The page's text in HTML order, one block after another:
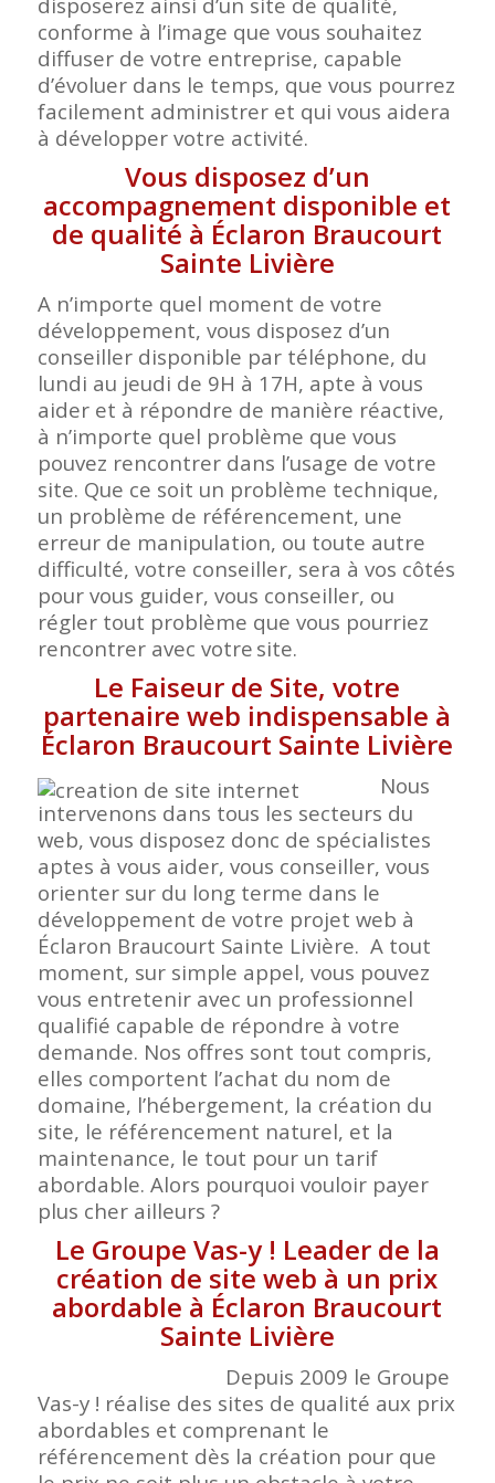
conforme à l’image que vous souhaitez
diffuser de votre entreprise, capable
d’évoluer dans le temps, que vous pourrez
facilement administrer et qui vous aidera
à développer votre activité.
Vous disposez d’un
accompagnement disponible et
de qualité à Éclaron Braucourt
Sainte Livière
A n’importe quel moment de votre
développement, vous disposez d’un
conseiller disponible par téléphone, du
lundi au jeudi de 9H à 17H, apte à vous
aider et à répondre de manière réactive,
à n’importe quel problème que vous
pouvez rencontrer dans l’usage de votre
site. Que ce soit un problème technique,
un problème de référencement, une
erreur de manipulation, ou toute autre
difficulté, votre conseiller, sera à vos côtés
pour vous guider, vous conseiller, ou
régler tout problème que vous pourriez
rencontrer avec votre site.
Le Faiseur de Site, votre
partenaire web indispensable à
Éclaron Braucourt Sainte Livière
Nous
intervenons dans tous les secteurs du
web, vous disposez donc de spécialistes
aptes à vous aider, vous conseiller, vous
orienter sur du long terme dans le
développement de votre projet web à
Éclaron Braucourt Sainte Livière. A tout
moment, sur simple appel, vous pouvez
vous entretenir avec un professionnel
qualifié capable de répondre à votre
demande. Nos offres sont tout compris,
elles comportent l’achat du nom de
domaine, l’hébergement, la création du
site, le référencement naturel, et la
maintenance, le tout pour un tarif
abordable. Alors pourquoi vouloir payer
plus cher ailleurs ?
Le Groupe Vas-y ! Leader de la
création de site web à un prix
abordable à Éclaron Braucourt
Sainte Livière
Depuis 2009 le Groupe
Vas-y ! réalise des sites de qualité aux prix
abordables et comprenant le
référencement dès la création pour que